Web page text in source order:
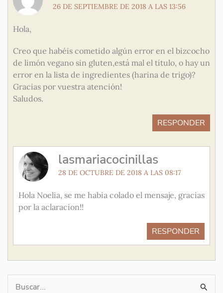
26 DE SEPTIEMBRE DE 2018 A LAS 13:56
Hola,
Creo que habéis cometido algún error en el bizcocho
de limón vegano sin gluten,está mal el título, o hay un
error en la lista de ingredientes (harina de trigo)?
Gracias por vuestra atención!
Saludos.
RESPONDER
lasmariacocinillas
28 DE OCTUBRE DE 2018 A LAS 08:17
Hola Noelia, se me habia colado el mensaje, gracias
por la aclaracion!!
RESPONDER
Buscar